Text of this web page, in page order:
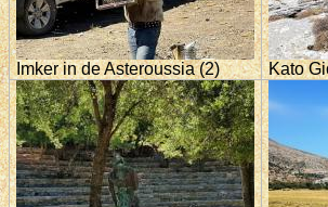
Imker in de Asteroussia (2) Kato